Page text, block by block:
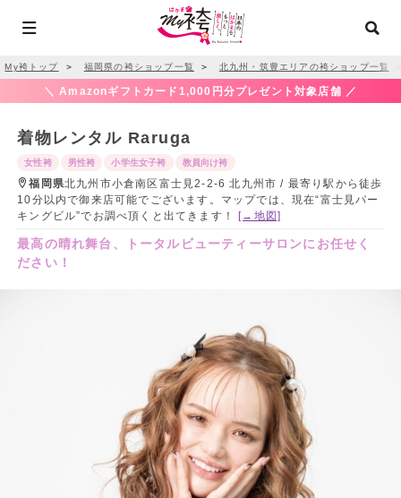
My袴トップ ＞ 福岡県の袴ショップ一覧 ＞ 北九州・筑豊エリアの袴ショップ一覧
＼ Amazonギフトカード1,000円分プレゼント対象店舗 ／
着物レンタル Raruga
女性袴 男性袴 小学生女子袴 教員向け袴
福岡県北九州市小倉南区富士見2-2-6 北九州市 / 最寄り駅から徒歩
10分以内で御来店可能でございます。マップでは、現在“富士見パー
キングビル”でお調べ頂くと出てきます！[→地図]
最高の晴れ舞台、トータルビューティーサロンにお任せく
ださい！